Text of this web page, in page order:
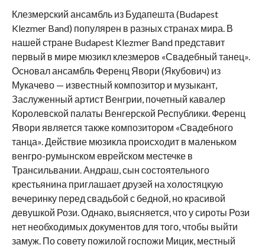
Клезмерский ансамбль из Будапешта (Budapest
Klezmer Band) популярен в разных странах мира. В
нашей стране Budapest Klezmer Band представит
первый в мире мюзикл клезмеров «Свадебный танец».
Основал ансамбль Ференц Явори (Якубович) из
Мукачево — известный композитор и музыкант,
Заслуженный артист Венгрии, почетный кавалер
Королевской палаты Венгерской Республики. Ференц
Явори является также композитором «Свадебного
танца». Действие мюзикла происходит в маленьком
венгро-румынском еврейском местечке в
Трансильвании. Андраш, сын состоятельного
крестьянина приглашает друзей на холостяцкую
вечеринку перед свадьбой с бедной, но красивой
девушкой Рози. Однако, выясняется, что у сироты Рози
нет необходимых документов для того, чтобы выйти
замуж. По совету пожилой госпожи Мицик, местный